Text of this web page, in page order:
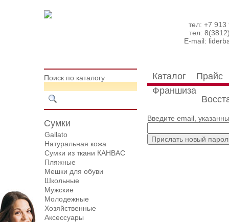
тел: +7 913
тел:
E-mail:
Поиск по каталогу
Сумки
Gallato
Натуральная кожа
Сумки из ткани КАНВАС
Пляжные
Мешки для обуви
Школьные
Мужские
Молодежные
Хозяйственные
Аксессуары
Каталог
Прайс
Франшиза
Введите email,